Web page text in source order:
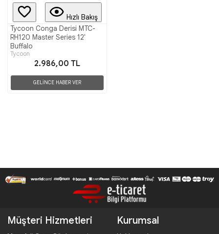
Hızlı Bakış
Tycoon Conga Derisi MTC-
RH120 Master Series 12'
Buffalo
Tycoon
2.986,00 TL
GELİNCE HABER VER
Müşteri Hizmetleri Kurumsal